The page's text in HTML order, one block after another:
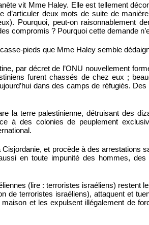
vit Mme Haley. Elle est tellement
d’articuler deux mots de suite de
Pourquoi, peut-on raisonnablement
compromis ? Pourquoi cette demande
pieds que Mme Haley semble
par décret de l’ONU nouvellement
furent chassés de chez eux ;
dans des camps de réfugiés.
la terre palestinienne, détruisant des
à des colonies de peuplement
et procède à des arrestations
en toute impunité des hommes,
(lire : terroristes israéliens) restent
de terroristes israéliens), attaquent et
et les expulsent illégalement de